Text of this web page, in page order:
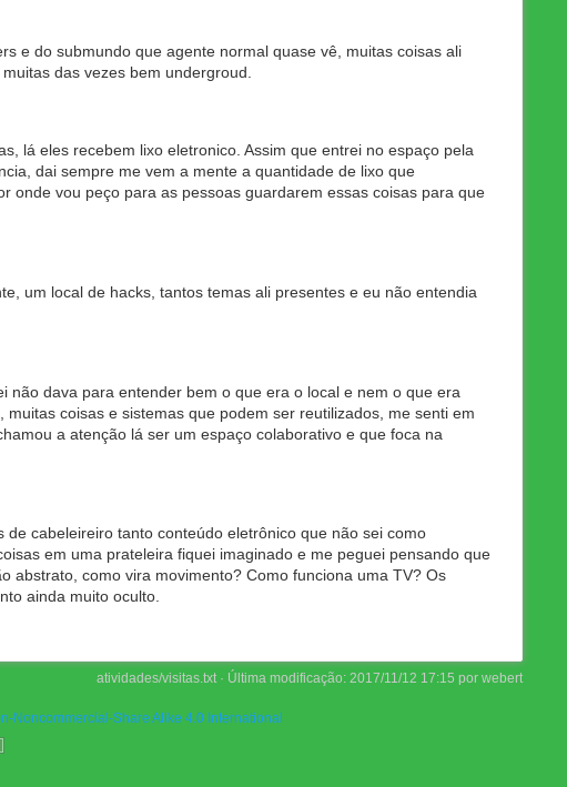
e do submundo que agente normal quase vê, muitas coisas ali
das vezes bem undergroud.
lá eles recebem lixo eletronico. Assim que entrei no espaço pela
dai sempre me vem a mente a quantidade de lixo que
onde vou peço para as pessoas guardarem essas coisas para que
um local de hacks, tantos temas ali presentes e eu não entendia
não dava para entender bem o que era o local e nem o que era
coisas e sistemas que podem ser reutilizados, me senti em
a atenção lá ser um espaço colaborativo e que foca na
cabeleireiro tanto conteúdo eletrônico que não sei como
em uma prateleira fiquei imaginado e me peguei pensando que
abstrato, como vira movimento? Como funciona uma TV? Os
ainda muito oculto.
atividades/visitas.txt · Última modificação: 2017/11/12 17:15 por webert
Noncommercial-Share Alike 4.0 International